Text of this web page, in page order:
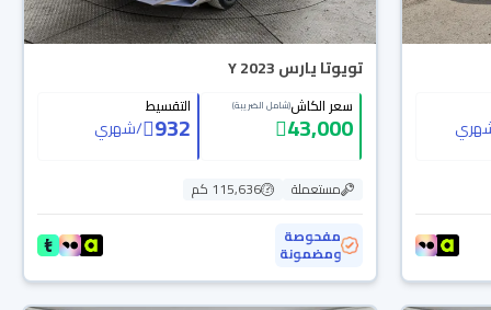
تويوتا يارس Y 2023
سعر الكاش(شامل الضريبة)
43,000
التقسيط
932
/شهري
مستعملة
115,636 كم
مفحوصة
ومضمونة